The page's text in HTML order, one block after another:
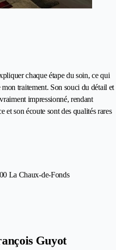
chaque étape du soin, ce qui
traitement. Son souci du détail et
impressionné, rendant
et son écoute sont des qualités rares
La Chaux-de-Fonds
Guyot